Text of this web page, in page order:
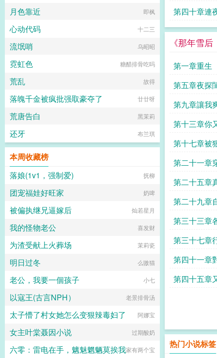
操穴
第四十章連
《那年雪
第一章重生
第五章夜探
第九章讓我
一件事情
第十三章你
沒一點想反
第十七章被
淚
第二十一章
女人
第二十五章
第二十九章
揉胸
第三十三章
第三十七章
第四十一章
第四十五章
热门小说标签
月色靠近 即枫
心动代码 十二三
流氓哨 乌昭昭
霓虹色 糖醋排骨吃吗
荒乱 故得
落魄千金被疯批强取豪夺了 廿廿呀
荒唐告白 黑茉莉
还牙 布兰琪
本周收藏榜
落娘(1v1，强制爱)
抚柳
团宠福娃好旺家 奶啤
被偏执继兄逼嫁后 灿若星月
我的怪物老公 喜发财
为渣受献上火葬场 茉莉瓷
明日过冬 么嗷猫
老公，我要一個孩子 小七
以寇王(古言NPH） 老景排骨汤
太子懵了村女她怎么变狠辣毒妇了 阿娜宝
女主叶棠聂因小说 过期酸奶
六零：雷电在手，魑魅魍魉莫挨我家有两个宝